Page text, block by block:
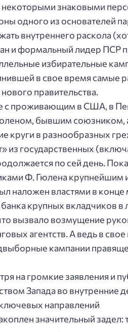
некоторыми знаковыми
одного из основателей
внутреннего раскола
и формальный лидер ПСР
избирательные
в свое время самые
правительства.
с проживающим в США, в
бывшим союзником,
в разнообразных
из государственных
по сей день.
Ф. Гюлена крупнейшим
наложен властями в конце
крупных вкладчиков в
вызвало возмущение
агентств. А ведь в
кампании
на громкие заявления и
Запада во внутренние
направлений
значительный задел: